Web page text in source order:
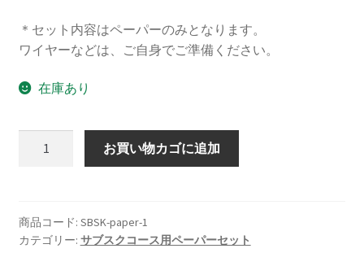
＊セット内容はペーパーのみとなります。
ワイヤーなどは、ご自身でご準備ください。
在庫あり
ク
コ
お買い物カゴに追加
商品コード: SBSK-paper-1
カテゴリー: サブスクコース用ペーパーセット